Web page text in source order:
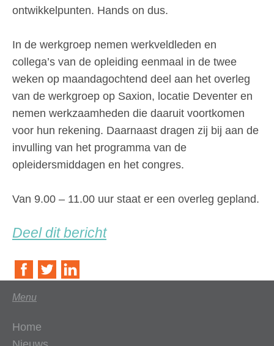
ontwikkelpunten. Hands on dus.
In de werkgroep nemen werkveldleden en
collega’s van de opleiding eenmaal in de twee
weken op maandagochtend deel aan het overleg
van de werkgroep op Saxion, locatie Deventer en
nemen werkzaamheden die daaruit voortkomen
voor hun rekening. Daarnaast dragen zij bij aan de
invulling van het programma van de
opleidersmiddagen en het congres.
Van 9.00 – 11.00 uur staat er een overleg gepland.
Deel dit bericht
Menu
Home